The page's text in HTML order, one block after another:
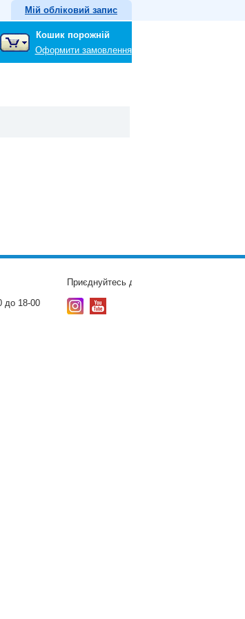
Мій обліковий запис
Кошик порожній
Оформити замовлення
до 18-00
Приєднуйтесь до нас: